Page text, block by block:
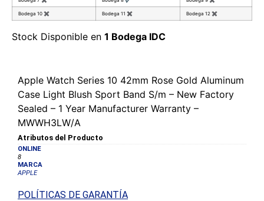
Bodega 10 ✖ Bodega 11 ✖ Bodega 12 ✖
Stock Disponible en 1 Bodega IDC
Apple Watch Series 10 42mm Rose Gold Aluminum
Case Light Blush Sport Band S/m – New Factory
Sealed – 1 Year Manufacturer Warranty –
MWWH3LW/A
Atributos del Producto
ONLINE
8
MARCA
APPLE
POLÍTICAS DE GARANTÍA